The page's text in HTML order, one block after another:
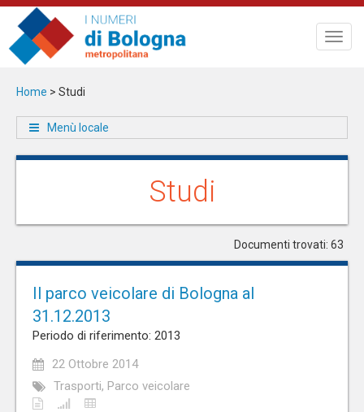
Salta
contenuto
principale
Home > Studi
Menù locale
Studi
Documenti trovati: 63
Il parco veicolare di Bologna al
31.12.2013
Periodo di riferimento: 2013
22 Ottobre 2014
Trasporti, Parco veicolare